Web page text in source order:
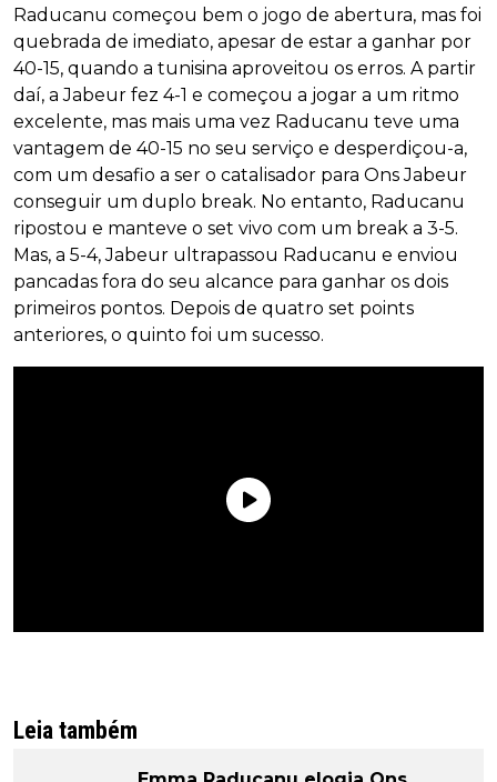
Raducanu começou bem o jogo de abertura, mas foi
quebrada de imediato, apesar de estar a ganhar por
40-15, quando a tunisina aproveitou os erros. A partir
daí, a Jabeur fez 4-1 e começou a jogar a um ritmo
excelente, mas mais uma vez Raducanu teve uma
vantagem de 40-15 no seu serviço e desperdiçou-a,
com um desafio a ser o catalisador para Ons Jabeur
conseguir um duplo break. No entanto, Raducanu
ripostou e manteve o set vivo com um break a 3-5.
Mas, a 5-4, Jabeur ultrapassou Raducanu e enviou
pancadas fora do seu alcance para ganhar os dois
primeiros pontos. Depois de quatro set points
anteriores, o quinto foi um sucesso.
Leia também